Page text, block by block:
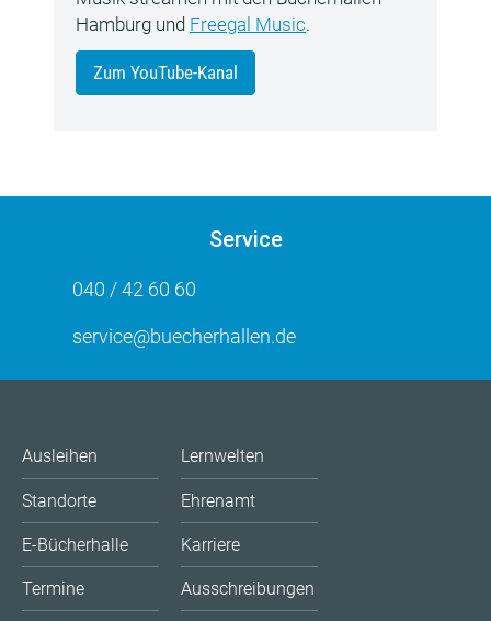
Hamburg und Freegal Music.
Zum YouTube-Kanal
Service
040 / 42 60 60
service@buecherhallen.de
Ausleihen
Standorte
E-Bücherhalle
Termine
Lernwelten
Ehrenamt
Karriere
Ausschreibungen